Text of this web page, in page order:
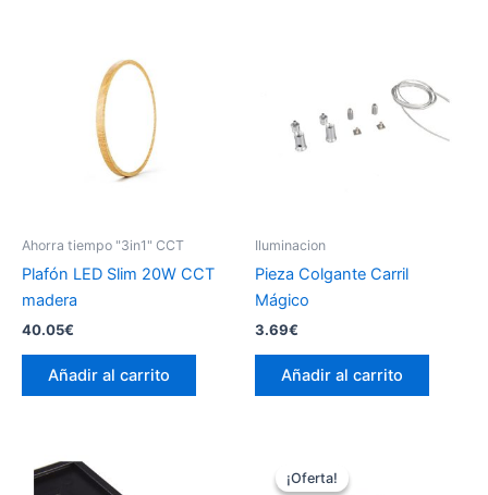
Ahorra tiempo "3in1" CCT
Plafón LED Slim 20W CCT
madera
40.05€
Añadir al carrito
Iluminacion
Pieza Colgante Carril
Mágico
3.69€
Añadir al carrito
¡Oferta!
¡Oferta!